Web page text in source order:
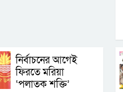
নির্বাচনের আগেই
ফিরতে মরিয়া
‘পলাতক শক্তি’